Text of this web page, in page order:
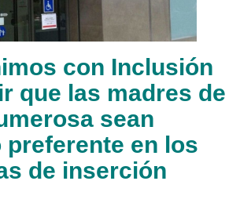
con Inclusión
que las madres de
sean
en los
de inserción